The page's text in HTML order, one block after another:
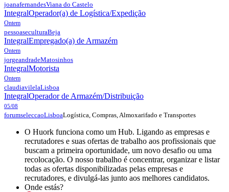
joanafernandesViana do Castelo
IntegralOperador(a) de Logística/Expedição
Ontem
pessoaseculturaBeja
IntegralEmpregado(a) de Armazém
Ontem
jorgeandradeMatosinhos
IntegralMotorista
Ontem
claudiavilelaLisboa
IntegralOperador de Armazém/Distribuição
05/08
forumseleccaoLisboaLogística, Compras, Almoxarifado e Transportes
O Huork funciona como um Hub. Ligando as empresas e
recrutadores e suas ofertas de trabalho aos profissionais que
buscam a primeira oportunidade, um novo desafio ou uma
recolocação. O nosso trabalho é concentrar, organizar e listar
todas as ofertas disponibilizadas pelas empresas e
recrutadores, e divulgá-las junto aos melhores candidatos.
Onde estás?